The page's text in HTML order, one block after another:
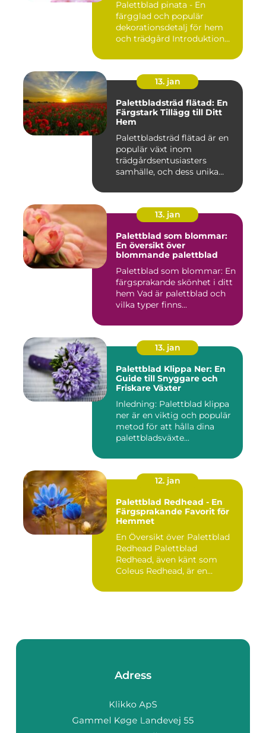
Palettblad pinata - En
färgglad och populär
dekorationsdetalj för hem
och trädgård Introduktion
13. jan
Palettbladsträd flätad: En
Färgstark Tillägg till Ditt
Hem
Palettbladsträd flätad är en
populär växt inom
trädgårdsentusiasters
samhälle, och dess unika
13. jan
Palettblad som blommar:
En översikt över
blommande palettblad
Palettblad som blommar: En
färgsprakande skönhet i ditt
hem Vad är palettblad och
vilka typer finns...
13. jan
Palettblad Klippa Ner: En
Guide till Snyggare och
Friskare Växter
Inledning: Palettblad klippa
ner är en viktig och populär
metod för att hålla dina
palettbladsväxte...
12. jan
Palettblad Redhead - En
Färgsprakande Favorit för
Hemmet
En Översikt över Palettblad
Redhead Palettblad
Redhead, även känt som
Coleus Redhead, är en
Adress